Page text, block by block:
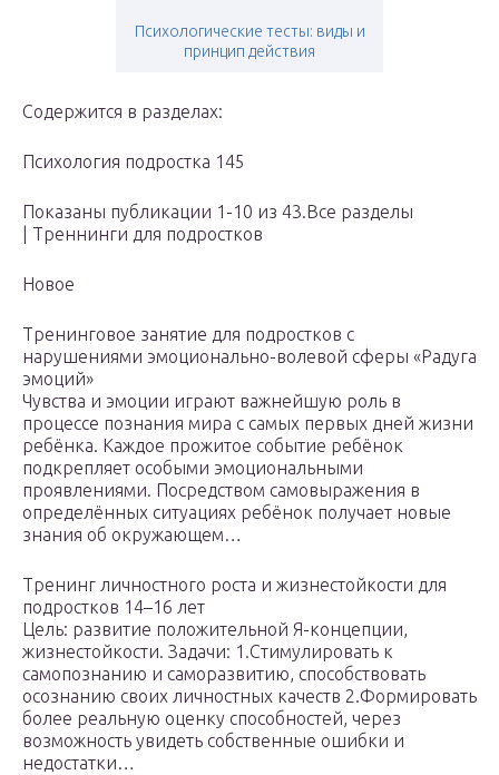
Психологические тесты: виды и
принцип действия
Содержится в разделах:
Психология подростка 145
Показаны публикации 1-10 из 43.Все разделы
| Треннинги для подростков
Новое
Тренинговое занятие для подростков с
нарушениями эмоционально-волевой сферы «Радуга
эмоций»
Чувства и эмоции играют важнейшую роль в
процессе познания мира с самых первых дней жизни
ребёнка. Каждое прожитое событие ребёнок
подкрепляет особыми эмоциональными
проявлениями. Посредством самовыражения в
определённых ситуациях ребёнок получает новые
знания об окружающем…
Тренинг личностного роста и жизнестойкости для
подростков 14–16 лет
Цель: развитие положительной Я-концепции,
жизнестойкости. Задачи: 1.Стимулировать к
самопознанию и саморазвитию, способствовать
осознанию своих личностных качеств 2.Формировать
более реальную оценку способностей, через
возможность увидеть собственные ошибки и
недостатки…